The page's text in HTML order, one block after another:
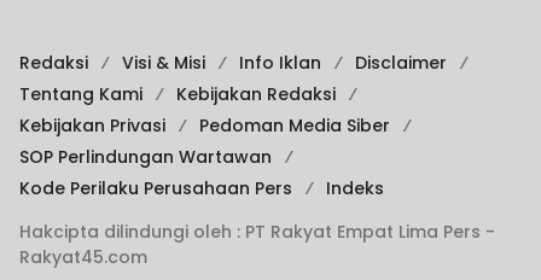
Redaksi Visi & Misi Info Iklan
Disclaimer
Tentang Kami
Kebijakan Redaksi
Kebijakan Privasi
Pedoman Media Siber
SOP Perlindungan Wartawan
Kode Perilaku Perusahaan Pers
Indeks
Hakcipta dilindungi oleh : PT Rakyat Empat Lima Pers -
Rakyat45.com